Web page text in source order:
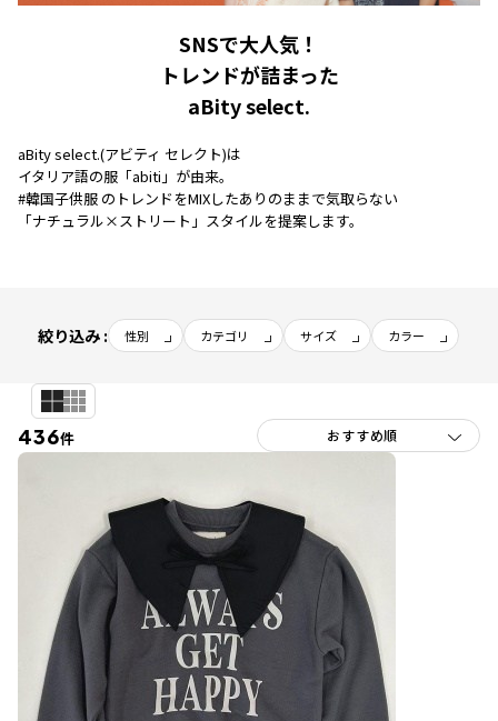
SNSで大人気！
トレンドが詰まった
aBity select.
aBity select.(アビティ セレクト)は
イタリア語の服「abiti」が由来。
#韓国子供服 のトレンドをMIXしたありのままで気取らない
「ナチュラル×ストリート」スタイルを提案します。
絞り込み : 性別 カテゴリ サイズ カラー
436件